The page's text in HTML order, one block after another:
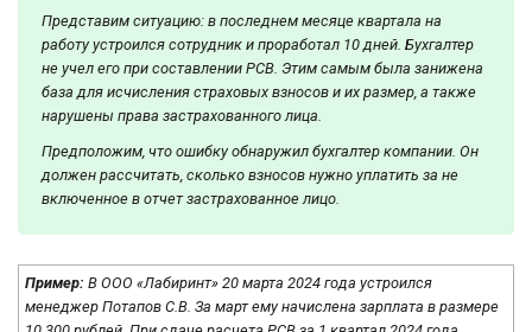
Представим ситуацию: в последнем месяце квартала на
работу устроился сотрудник и проработал 10 дней. Бухгалтер
не учел его при составлении РСВ. Этим самым была занижена
база для исчисления страховых взносов и их размер, а также
нарушены права застрахованного лица.
Предположим, что ошибку обнаружил бухгалтер компании. Он
должен рассчитать, сколько взносов нужно уплатить за не
включенное в отчет застрахованное лицо.
Пример: В ООО «Лабиринт» 20 марта 2024 года устроился
менеджер Потапов С.В. За март ему начислена зарплата в размере